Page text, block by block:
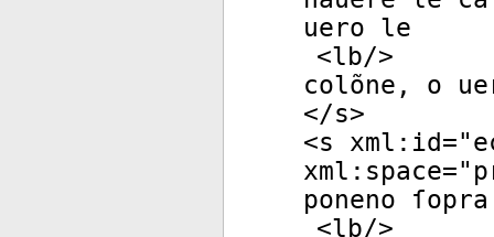
uero le
<lb/>
colõne, o
</s>
<s xml:id="
xml:space="
poneno ſopra
<lb/>